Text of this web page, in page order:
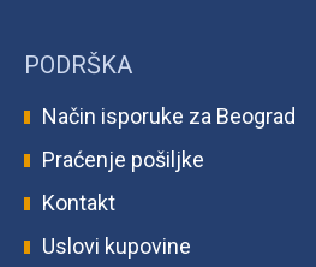
PODRŠKA
Način isporuke za Beograd
Praćenje pošiljke
Kontakt
Uslovi kupovine